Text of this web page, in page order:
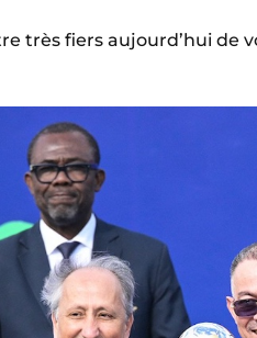
très fiers aujourd’hui de